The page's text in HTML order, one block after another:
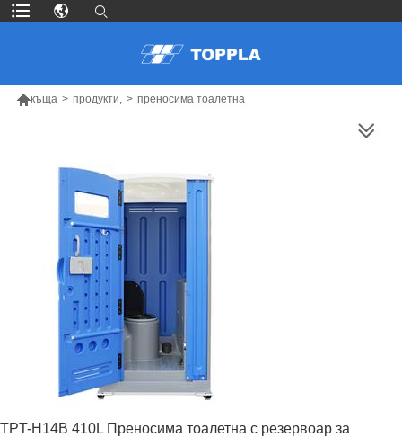
къща > продукти, > преносима тоалетна
TPT-H14B 410L Преносима тоалетна с резервоар за